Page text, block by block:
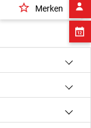
star_border Merken